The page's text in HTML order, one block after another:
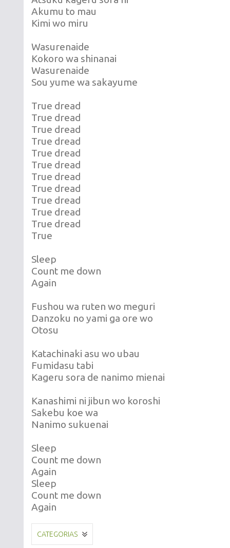
Akumu to mau
Kimi wo miru
Wasurenaide
Kokoro wa shinanai
Wasurenaide
Sou yume wa sakayume
True dread
True dread
True dread
True dread
True dread
True dread
True dread
True dread
True dread
True dread
True dread
True
Sleep
Count me down
Again
Fushou wa ruten wo meguri
Danzoku no yami ga ore wo
Otosu
Katachinaki asu wo ubau
Fumidasu tabi
Kageru sora de nanimo mienai
Kanashimi ni jibun wo koroshi
Sakebu koe wa
Nanimo sukuenai
Sleep
Count me down
Again
Sleep
Count me down
Again
CATEGORIAS